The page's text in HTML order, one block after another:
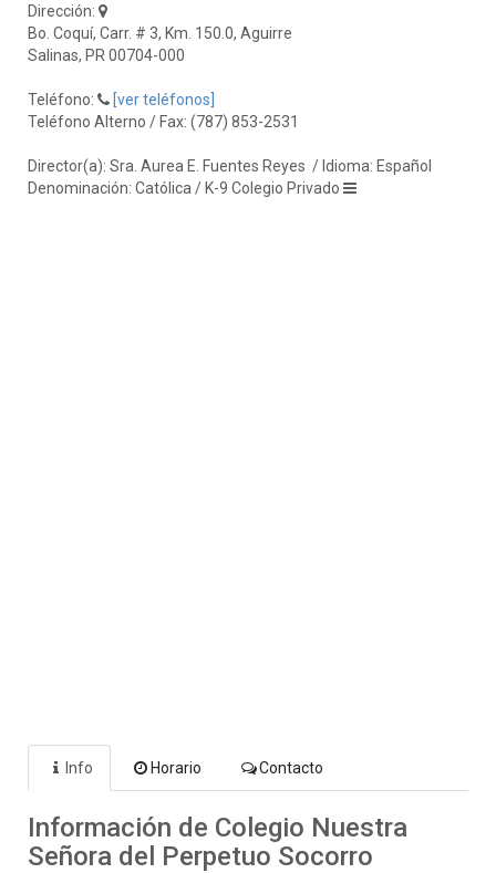
Dirección:
Bo. Coquí, Carr. # 3, Km. 150.0, Aguirre
Salinas, PR 00704-000
Teléfono:
[ver teléfonos]
Teléfono Alterno / Fax: (787) 853-2531
Director(a): Sra. Aurea E. Fuentes Reyes / Idioma: Español
Denominación: Católica / K-9 Colegio Privado
Info Horario Contacto
Información de Colegio Nuestra
Señora del Perpetuo Socorro